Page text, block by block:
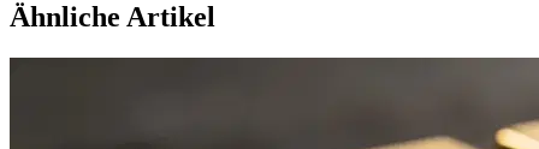
Ähnliche Artikel